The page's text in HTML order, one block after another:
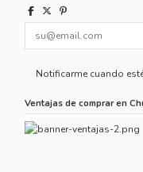
Ventajas de comprar en